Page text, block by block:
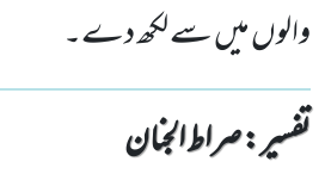
والوں میں سے لکھ دے۔
تفسیر : ‎صراط الجنان